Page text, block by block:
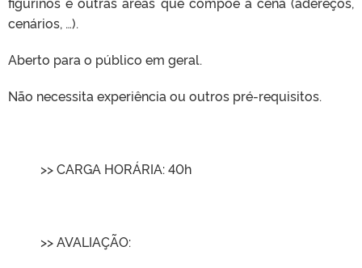
cenários, …).
Aberto para o público em geral.
Não necessita experiência ou outros pré-requisitos.
>> CARGA HORÁRIA: 40h
>> AVALIAÇÃO: